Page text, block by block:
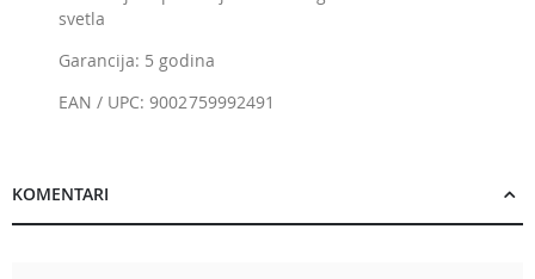
svetla
Garancija: 5 godina
EAN / UPC: 9002759992491
KOMENTARI